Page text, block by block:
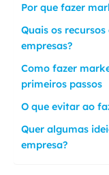
Por que fazer
Quais os
empresas?
Como fazer
primeiros passos
O que evitar ao
Quer algumas
empresa?